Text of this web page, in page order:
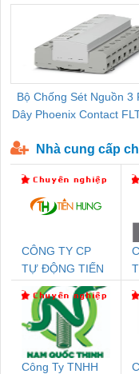
Bộ Chống Sét Nguồn 3
Dây Phoenix Contact
Nhà cung cấp
CÔNG TY CP
TỰ ĐỘNG TIẾN
HƯNG
Công Ty TNHH